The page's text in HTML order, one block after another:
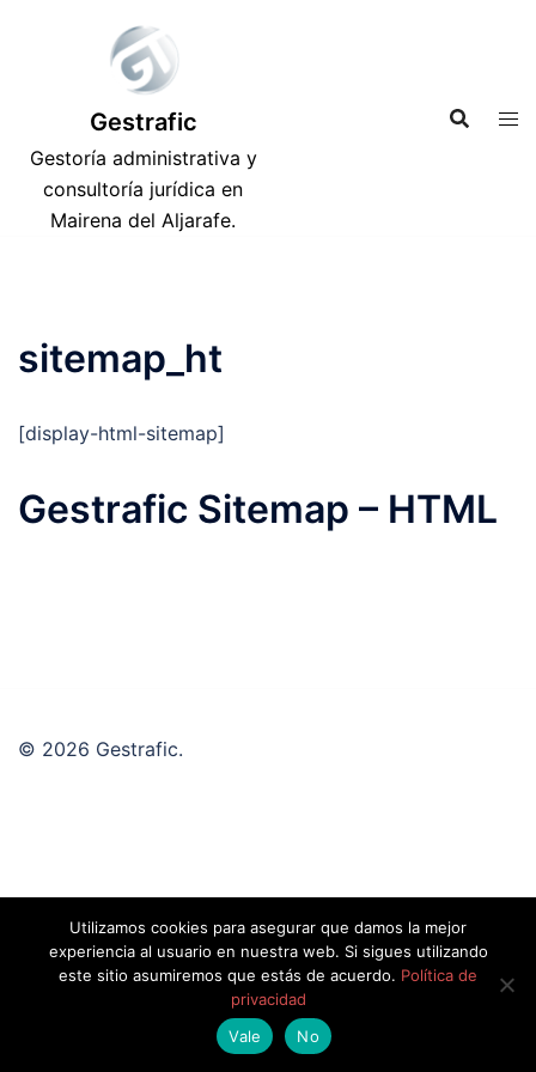
Gestrafic
Gestoría administrativa y
consultoría jurídica en
Mairena del Aljarafe.
sitemap_ht
[display-html-sitemap]
Gestrafic Sitemap – HTML
© 2026 Gestrafic.
Utilizamos cookies para asegurar que damos la mejor
experiencia al usuario en nuestra web. Si sigues utilizando
este sitio asumiremos que estás de acuerdo. Política de
privacidad
Vale
No